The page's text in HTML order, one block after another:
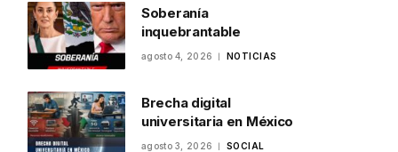
Soberanía
inquebrantable
agosto 4, 2026 NOTICIAS
Brecha digital
universitaria en México
agosto 3, 2026 SOCIAL